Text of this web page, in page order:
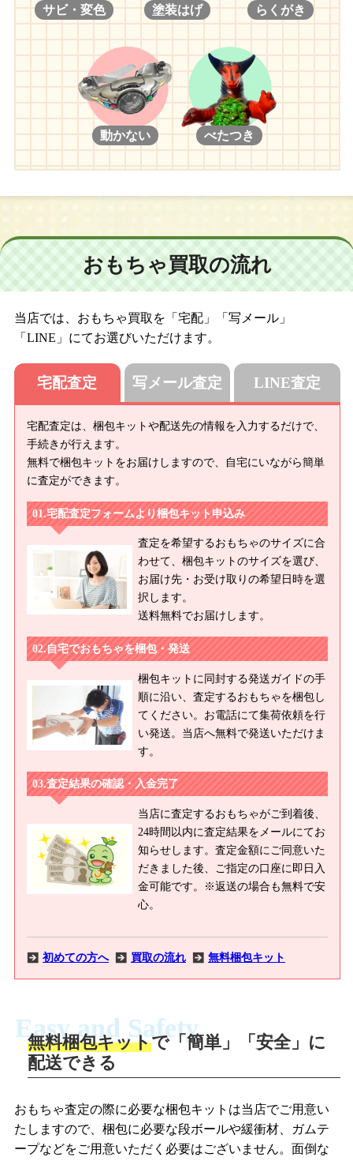
サビ・変色 塗装はげ らくがき
動かない べたつき
おもちゃ買取の流れ
当店では、おもちゃ買取を「宅配」「写メール」
「LINE」にてお選びいただけます。
宅配査定
宅配査定は、梱包キットや配送先の情報を入力するだけで、
手続きが行えます。
無料で梱包キットをお届けしますので、自宅にいながら簡単
に査定ができます。
宅配査定フォームより梱包キット申込み
査定を希望するおもちゃのサイズに合
わせて、梱包キットのサイズを選び、
お届け先・お受け取りの希望日時を選
択します。
送料無料でお届けします。
自宅でおもちゃを梱包・発送
梱包キットに同封する発送ガイドの手
順に沿い、査定するおもちゃを梱包し
てください。お電話にて集荷依頼を行
い発送。当店へ無料で発送いただけま
す。
査定結果の確認・入金完了
当店に査定するおもちゃがご到着後、
24時間以内に査定結果をメールにてお
知らせします。査定金額にご同意いた
だきました後、ご指定の口座に即日入
金可能です。※返送の場合も無料で安
心。
初めての方へ 買取の流れ 無料梱包キット
写メール査定
商品撮影
商品を撮影して、査定フォームから画像
を送信します。
LINE査定
LINEの友だち追加・査定画像を送信
「ジョニージョイLINE査定」を友だちに
追加し、スマートフォンなどのカメラで
撮影したおもちゃの写真をトーク中に送
Easy and Safety
無料梱包キットで「簡単」「安全」に
配送できる
おもちゃ査定の際に必要な梱包キットは当店でご用意い
たしますので、梱包に必要な段ボールや緩衝材、ガムテ
ープなどをご用意いただく必要はございません。面倒な